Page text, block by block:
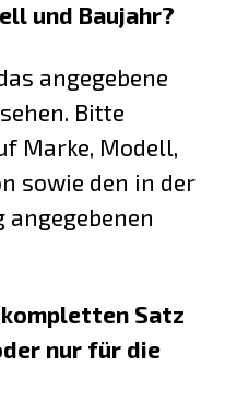
und Baujahr?
angegebene
Bitte
Marke, Modell,
sowie den in der
Satz
nur für die